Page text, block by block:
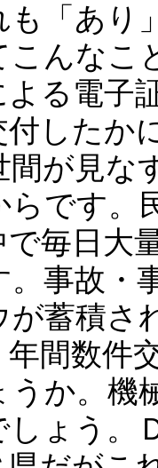
も「あり
んなこ
よる電
付したか
間が見
らです。
で毎日大
。事故・
が蓄積さ
年間数件
うか。機
しょう。